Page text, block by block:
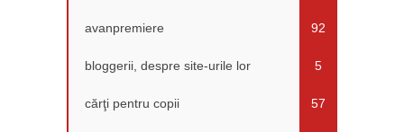
avanpremiere 92
bloggerii, despre site-urile lor 5
cărţi pentru copii 57